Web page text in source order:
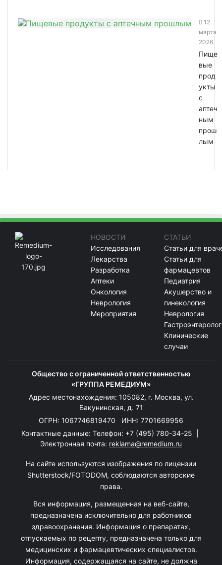
12
марта
2026
Пище
вые
прод
укты
с
аптеч
ным
прош
лым
НОВОСТИ
Исследования
Лекарства
Разработка
Аптеки
Онкология
Неврология
Мероприятия
СТАТЬИ
Статьи для
Статьи для
фармацевтов
Педиатрия
Акушерство и
гинекология
Неврология
Клинические
случаи
Общество с ограниченной ответственностью
«ГРУППА РЕМЕДИУМ»
Адрес местонахождения: 105082, г. Москва, ул.
Бакунинская, д. 71
ОГРН: 1067746819470 ИНН: 7701669956
Контактные данные: Телефон: +7 (495) 780-34-25
Электронная почта: reklama@remedium.ru
На сайте используются изображения по лицензии
Shutterstock/FOTODOM, соблюдаются авторские
права.
Вся информация, размещенная на веб-сайте,
предназначена исключительно для работников
здравоохранения. Информация о препаратах,
отпускаемых по рецепту, предназначена только для
медицинских и фармацевтических специалистов.
Информация, содержащаяся на сайте, не должна